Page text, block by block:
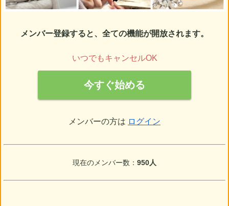
メンバー登録すると、全ての機能が開放されます。
いつでもキャンセルOK
今すぐ始める
メンバーの方は ログイン
現在のメンバー数： 950人